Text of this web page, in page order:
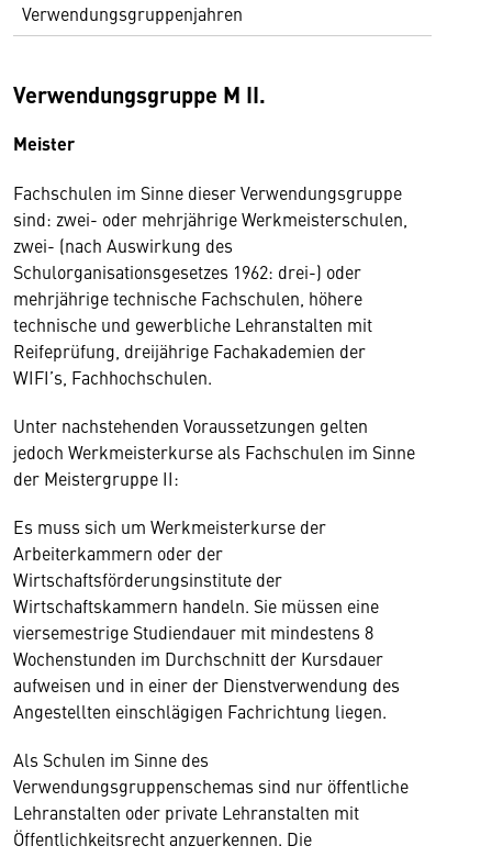
Verwendungsgruppenjahren
Verwendungsgruppe M II.
Meister
Fachschulen im Sinne dieser Verwendungsgruppe
sind: zwei- oder mehrjährige Werkmeisterschulen,
zwei- (nach Auswirkung des
Schulorganisationsgesetzes 1962: drei-) oder
mehrjährige technische Fachschulen, höhere
technische und gewerbliche Lehranstalten mit
Reifeprüfung, dreijährige Fachakademien der
WIFI’s, Fachhochschulen.
Unter nachstehenden Voraussetzungen gelten
jedoch Werkmeisterkurse als Fachschulen im Sinne
der Meistergruppe II:
Es muss sich um Werkmeisterkurse der
Arbeiterkammern oder der
Wirtschaftsförderungsinstitute der
Wirtschaftskammern handeln. Sie müssen eine
viersemestrige Studiendauer mit mindestens 8
Wochenstunden im Durchschnitt der Kursdauer
aufweisen und in einer der Dienstverwendung des
Angestellten einschlägigen Fachrichtung liegen.
Als Schulen im Sinne des
Verwendungsgruppenschemas sind nur öffentliche
Lehranstalten oder private Lehranstalten mit
Öffentlichkeitsrecht anzuerkennen. Die